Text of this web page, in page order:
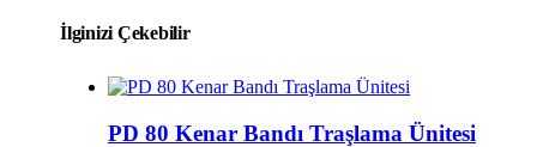
İlginizi Çekebilir
PD 80 Kenar Bandı Traşlama Ünitesi